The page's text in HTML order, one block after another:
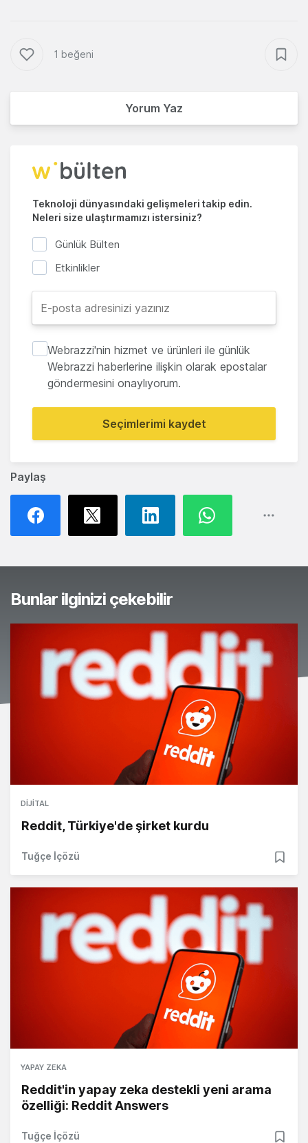
Paylaş
1 beğeni
Yorum Yaz
Teknoloji dünyasındaki gelişmeleri takip edin.
Neleri size ulaştırmamızı istersiniz?
Günlük Bülten
Etkinlikler
Webrazzi'nin hizmet ve ürünleri ile günlük
Webrazzi haberlerine ilişkin olarak epostalar
göndermesini onaylıyorum.
Seçimlerimi kaydet
Bunlar ilginizi çekebilir
DIJITAL
Reddit, Türkiye'de şirket kurdu
Tuğçe İçözü
YAPAY ZEKA
Reddit'in yapay zeka destekli yeni arama
özelliği: Reddit Answers
Tuğçe İçözü